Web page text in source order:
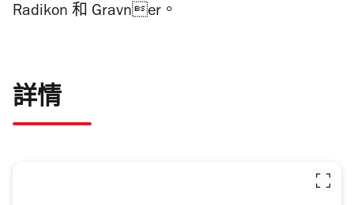
Radikon 和 Gravner。
詳情